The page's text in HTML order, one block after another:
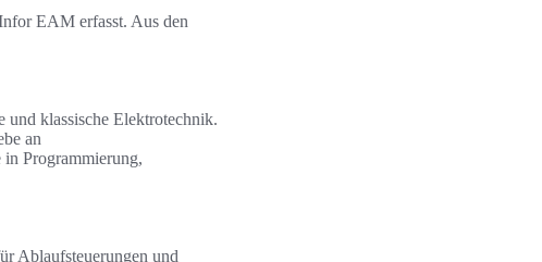
EAM erfasst. Aus den
und klassische Elektrotechnik.
an
Programmierung,
Ablaufsteuerungen und